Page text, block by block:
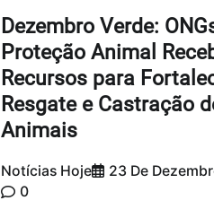
Dezembro Verde:
Proteção Animal
Recursos para
Resgate e Castração
Animais
Notícias Hoje
23 De
0